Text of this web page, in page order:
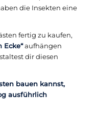
die Insekten eine
fertig zu kaufen,
Ecke“aufhängen
dir diesen
bauen kannst,
ausführlich